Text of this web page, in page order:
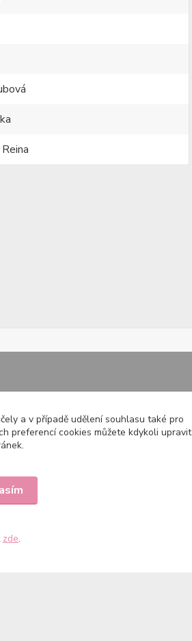
a v případě udělení souhlasu také pro
preferencí cookies můžete kdykoli upravit
zde.